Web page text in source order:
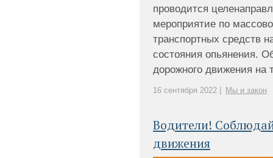
проводится
мероприятие по
транспортных средств
состояния опьянения.
дорожного движения на
16 сентября 2022 | Мы и закон
Водители!
движения